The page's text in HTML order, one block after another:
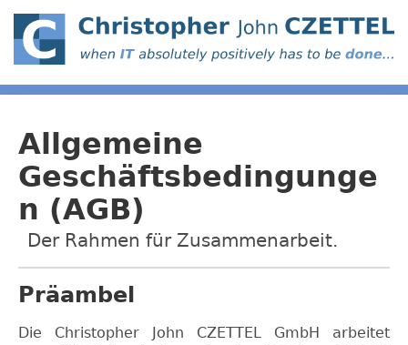
Allgemeine
Geschäftsbedingunge
n (AGB)
Der Rahmen für Zusammenarbeit.
Präambel
Die Christopher John CZETTEL GmbH arbeitet